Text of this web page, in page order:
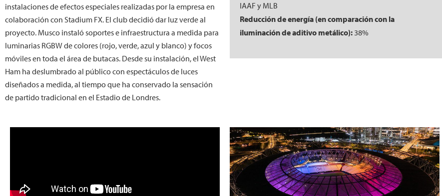
instalaciones de efectos especiales realizadas por la empresa en
colaboración con Stadium FX. El club decidió dar luz verde al
proyecto. Musco instaló soportes e infraestructura a medida para
luminarias RGBW de colores (rojo, verde, azul y blanco) y focos
móviles en toda el área de butacas. Desde su instalación, el West
Ham ha deslumbrado al público con espectáculos de luces
diseñados a medida, al tiempo que ha conservado la sensación
de partido tradicional en el Estadio de Londres.
IAAF y MLB
Reducción de energía (en comparación con la
iluminación de aditivo metálico): 38%